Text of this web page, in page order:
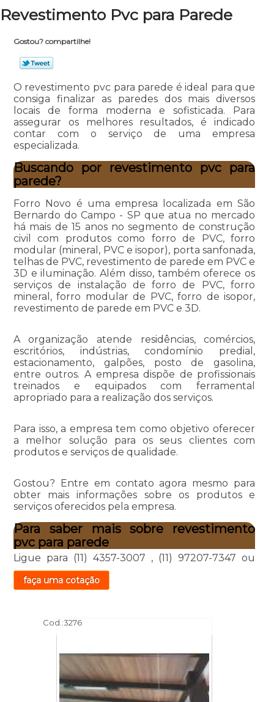
Revestimento Pvc para Parede
Gostou? compartilhe!
O revestimento pvc para parede é ideal para que
consiga finalizar as paredes dos mais diversos
locais de forma moderna e sofisticada. Para
assegurar os melhores resultados, é indicado
contar com o serviço de uma empresa
especializada.
Buscando por revestimento pvc para
parede?
Forro Novo é uma empresa localizada em São
Bernardo do Campo - SP que atua no mercado
há mais de 15 anos no segmento de construção
civil com produtos como forro de PVC, forro
modular (mineral, PVC e isopor), porta sanfonada,
telhas de PVC, revestimento de parede em PVC e
3D e iluminação. Além disso, também oferece os
serviços de instalação de forro de PVC, forro
mineral, forro modular de PVC, forro de isopor,
revestimento de parede em PVC e 3D.
A organização atende residências, comércios,
escritórios, indústrias, condomínio predial,
estacionamento, galpões, posto de gasolina,
entre outros. A empresa dispõe de profissionais
treinados e equipados com ferramental
apropriado para a realização dos serviços.
Para isso, a empresa tem como objetivo oferecer
a melhor solução para os seus clientes com
produtos e serviços de qualidade.
Gostou? Entre em contato agora mesmo para
obter mais informações sobre os produtos e
serviços oferecidos pela empresa.
Para saber mais sobre revestimento
pvc para parede
Ligue para (11) 4357-3007 , (11) 97207-7347 ou
faça uma cotação
Cod.:3276